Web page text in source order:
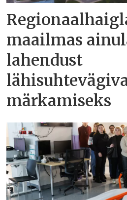
maailmas
lahendust
märkamiseks